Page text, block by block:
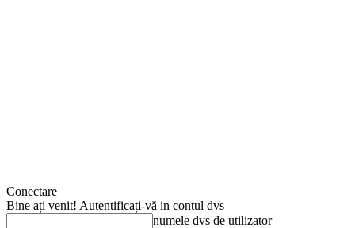
Conectare
Bine ați venit! Autentificați-vă in contul dvs
numele dvs de utilizator